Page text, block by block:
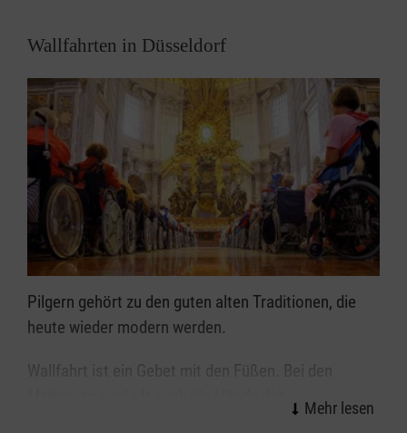
Stadt unterstützen.
Wallfahrten in Düsseldorf
Pilgern gehört zu den guten alten Traditionen, die
heute wieder modern werden.
Wallfahrt ist ein Gebet mit den Füßen. Bei den
Maltesern sind oft auch die Hände dabei, wenn sie
Rollstühle schieben oder Krankentragen heben.